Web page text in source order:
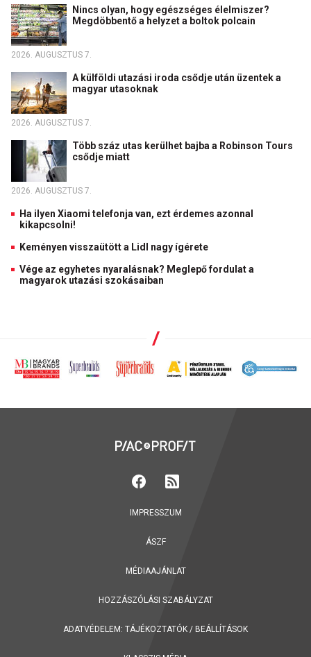
Nincs olyan, hogy egészséges élelmiszer?
Megdöbbentő a helyzet a boltok polcain
2026. AUGUSZTUS 7.
A külföldi utazási iroda csődje után üzentek a
magyar utasoknak
2026. AUGUSZTUS 7.
Több száz utas kerülhet bajba a Robinson Tours
csődje miatt
2026. AUGUSZTUS 7.
Ha ilyen Xiaomi telefonja van, ezt érdemes azonnal
kikapcsolni!
Keményen visszaütött a Lidl nagy ígérete
Vége az egyhetes nyaralásnak? Meglepő fordulat a
magyarok utazási szokásaiban
IMPRESSZUM
ÁSZF
MÉDIAAJÁNLAT
HOZZÁSZÓLÁSI SZABÁLYZAT
ADATVÉDELEM: TÁJÉKOZTATÓK / BEÁLLÍTÁSOK